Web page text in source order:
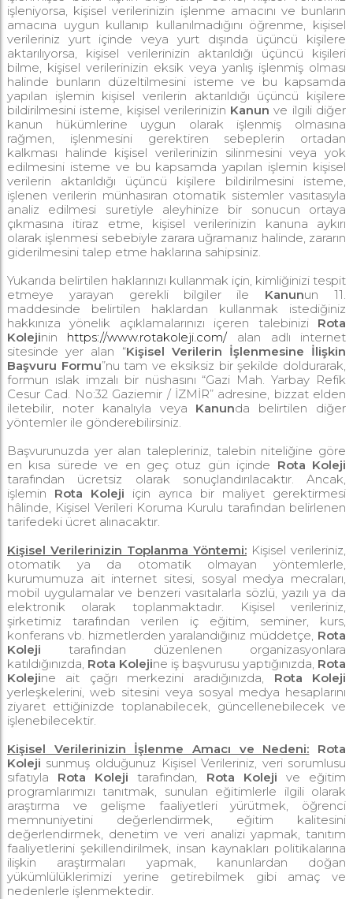
işleniyorsa, kişisel verilerinizin işlenme amacını ve bunların
amacına uygun kullanıp kullanılmadığını öğrenme, kişisel
verileriniz yurt içinde veya yurt dışında üçüncü kişilere
aktarılıyorsa, kişisel verilerinizin aktarıldığı üçüncü kişileri
bilme, kişisel verilerinizin eksik veya yanlış işlenmiş olması
halinde bunların düzeltilmesini isteme ve bu kapsamda
yapılan işlemin kişisel verilerin aktarıldığı üçüncü kişilere
bildirilmesini isteme, kişisel verilerinizin Kanun ve ilgili diğer
kanun hükümlerine uygun olarak işlenmiş olmasına
rağmen, işlenmesini gerektiren sebeplerin ortadan
kalkması halinde kişisel verilerinizin silinmesini veya yok
edilmesini isteme ve bu kapsamda yapılan işlemin kişisel
verilerin aktarıldığı üçüncü kişilere bildirilmesini isteme,
işlenen verilerin münhasıran otomatik sistemler vasıtasıyla
analiz edilmesi suretiyle aleyhinize bir sonucun ortaya
çıkmasına itiraz etme, kişisel verilerinizin kanuna aykırı
olarak işlenmesi sebebiyle zarara uğramanız halinde, zararın
giderilmesini talep etme haklarına sahipsiniz.
Yukarıda belirtilen haklarınızı kullanmak için, kimliğinizi tespit
etmeye yarayan gerekli bilgiler ile Kanunun 11.
maddesinde belirtilen haklardan kullanmak istediğiniz
hakkınıza yönelik açıklamalarınızı içeren talebinizi Rota
Kolejinin https://www.rotakoleji.com/alan adlı internet
sitesinde yer alan “Kişisel Verilerin İşlenmesine İlişkin
Başvuru Formu”nu tam ve eksiksiz bir şekilde doldurarak,
formun ıslak imzalı bir nüshasını “Gazi Mah. Yarbay Refik
Cesur Cad. No:32 Gaziemir / İZMİR” adresine, bizzat elden
iletebilir, noter kanalıyla veya Kanunda belirtilen diğer
yöntemler ile gönderebilirsiniz.
Başvurunuzda yer alan talepleriniz, talebin niteliğine göre
en kısa sürede ve en geç otuz gün içinde Rota Koleji
tarafından ücretsiz olarak sonuçlandırılacaktır. Ancak,
işlemin Rota Koleji için ayrıca bir maliyet gerektirmesi
hâlinde, Kişisel Verileri Koruma Kurulu tarafından belirlenen
tarifedeki ücret alınacaktır.
Kişisel Verilerinizin Toplanma Yöntemi: Kişisel verileriniz,
otomatik ya da otomatik olmayan yöntemlerle,
kurumumuza ait internet sitesi, sosyal medya mecraları,
mobil uygulamalar ve benzeri vasıtalarla sözlü, yazılı ya da
elektronik olarak toplanmaktadır. Kişisel verileriniz,
şirketimiz tarafından verilen iç eğitim, seminer, kurs,
konferans vb. hizmetlerden yaralandığınız müddetçe, Rota
Koleji tarafından düzenlenen organizasyonlara
katıldığınızda, Rota Kolejine iş başvurusu yaptığınızda, Rota
Kolejine ait çağrı merkezini aradığınızda, Rota Koleji
yerleşkelerini, web sitesini veya sosyal medya hesaplarını
ziyaret ettiğinizde toplanabilecek, güncellenebilecek ve
işlenebilecektir.
Kişisel Verilerinizin İşlenme Amacı ve Nedeni:
Rota
Koleji sunmuş olduğunuz Kişisel Verileriniz, veri sorumlusu
sıfatıyla Rota Koleji tarafından, Rota Koleji ve eğitim
programlarımızı tanıtmak, sunulan eğitimlerle ilgili olarak
araştırma ve gelişme faaliyetleri yürütmek, öğrenci
memnuniyetini değerlendirmek, eğitim kalitesini
değerlendirmek, denetim ve veri analizi yapmak, tanıtım
faaliyetlerini şekillendirilmek, insan kaynakları politikalarına
ilişkin araştırmaları yapmak, kanunlardan doğan
yükümlülüklerimizi yerine getirebilmek gibi amaç ve
nedenlerle işlenmektedir.